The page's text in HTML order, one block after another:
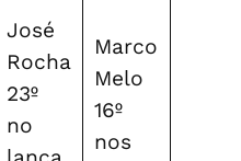
José
Rocha
23º
no
Marco
Melo
16º
nos